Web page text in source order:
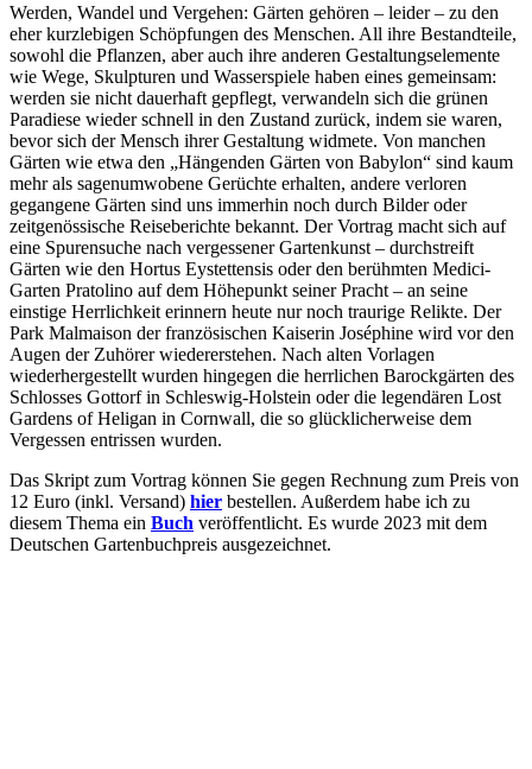
Werden, Wandel und Vergehen: Gärten gehören – leider – zu den
eher kurzlebigen Schöp­fungen des Menschen. All ihre Bestandteile,
sowohl die Pflanzen, aber auch ihre anderen Gestaltungs­elemente
wie Wege, Skulpturen und Wasserspiele haben eines gemeinsam:
werden sie nicht dauerhaft gepflegt, verwandeln sich die grünen
Paradiese wieder schnell in den Zustand zurück, indem sie waren,
bevor sich der Mensch ihrer Gestaltung widmete. Von manchen
Gärten wie etwa den „Hängenden Gärten von Babylon“ sind kaum
mehr als sagen­umwo­bene Gerüchte erhalten, andere verloren
gegangene Gärten sind uns immerhin noch durch Bilder oder
zeitgenössische Reiseberichte bekannt. Der Vortrag macht sich auf
eine Spuren­suche nach vergessener Gartenkunst – durchstreift
Gärten wie den Hortus Eystetten­sis oder den berühmten Medici-
Garten Pratolino auf dem Höhepunkt seiner Pracht – an seine
einstige Herrlichkeit erinnern heute nur noch traurige Relikte. Der
Park Malmaison der franzö­si­schen Kaiserin Joséphine wird vor den
Augen der Zuhörer wiedererstehen. Nach alten Vor­lagen
wiederhergestellt wurden hingegen die herrlichen Barockgärten des
Schlosses Gottorf in Schleswig-Holstein oder die legen­dären Lost
Gardens of Heligan in Cornwall, die so glück­licherweise dem
Vergessen entrissen wurden.
Das Skript zum Vortrag können Sie gegen Rechnung zum Preis von
12 Euro (inkl. Versand) hier bestellen. Außerdem habe ich zu
diesem Thema ein Buch veröffentlicht. Es wurde 2023 mit dem
Deutschen Gartenbuchpreis ausgezeichnet.